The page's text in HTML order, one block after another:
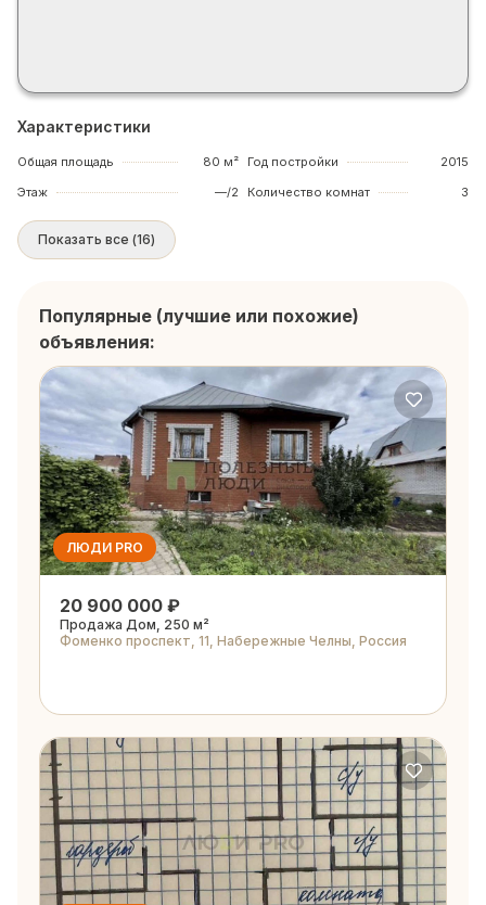
Характеристики
Общая площадь
80 м²
Этаж
—/2
Год постройки
2015
Количество комнат
3
Показать все (16)
Популярные (лучшие или похожие)
объявления:
ЛЮДИ PRO
20 900 000 ₽
Продажа Дом, 250 м²
Фоменко проспект, 11, Набережные Челны, Россия